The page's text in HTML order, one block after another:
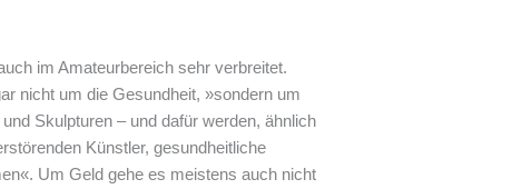
im Amateurbereich sehr verbreitet.
nicht um die Gesundheit, »sondern um
Skulpturen – und dafür werden, ähnlich
Künstler, gesundheitliche
Um Geld gehe es meistens auch nicht